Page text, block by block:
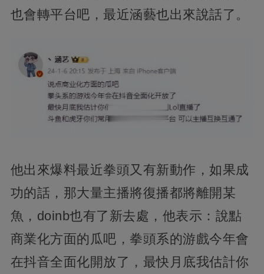
也會轉平台吧，最近涵藝也出來說話了。
他出來爆料最近拳頭又有新動作，如果成
功的話，那大量主播將復播都將離開某
魚，doinb也有了新去處，他表示：說點
商業化方面的瓜吧，拳頭系的游戲今年會
在抖音全面化開放了，最快月底我估計你